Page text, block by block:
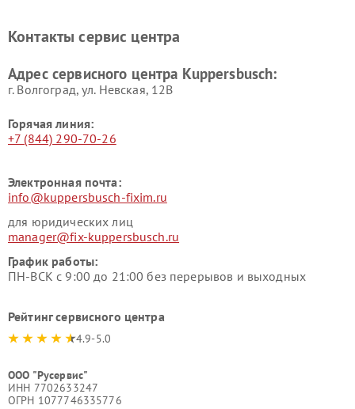
Kuppersbusch
вакуумных упаковщиков
Ремонт сушильных машин Kuppersbusch
Контакты сервис центра
Адрес сервисного центра Kuppersbusch:
г. Волгоград, ул. Невская, 12В
Горячая линия:
+7 (844) 290-70-26
Электронная почта:
info@kuppersbusch-fixim.ru
для юридических лиц
manager@fix-kuppersbusch.ru
График работы:
ПН-ВСК с 9:00 до 21:00 без перерывов и выходных
Рейтинг сервисного центра
4.9-5.0
ООО "Русервис"
ИНН 7702633247
ОГРН 1077746335776